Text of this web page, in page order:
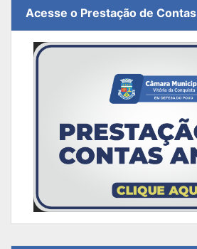
Acesse o Prestação de Contas